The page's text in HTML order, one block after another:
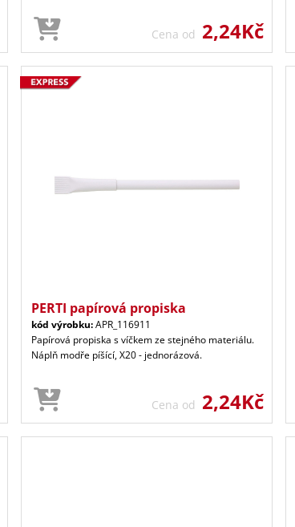
Cena od 2,24Kč
PERTI papírová propiska
kód výrobku:APR_116911
Papírová propiska s víčkem ze stejného materiálu.
Náplň modře píšící, X20 - jednorázová.
Cena od 2,24Kč